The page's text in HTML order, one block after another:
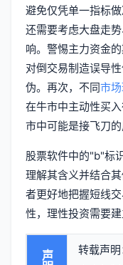
避免仅凭单一指标
还需要考虑大盘走
响。警惕主力资金
对倒交易制造误导
伪。再次，不同市
在牛市中主动性买
市中可能是接飞刀的
股票软件中的"b"标
理解其含义并结合
者更好地把握短线
性，理性投资需要建
转载声明